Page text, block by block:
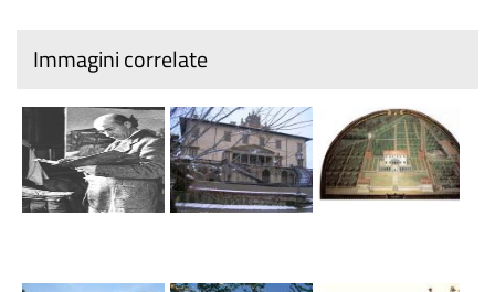
Immagini correlate